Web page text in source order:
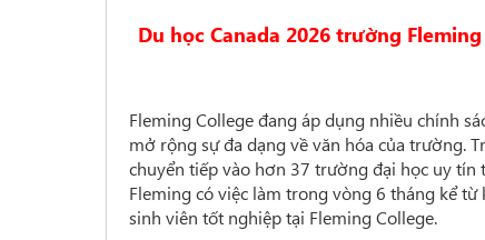
Du học Canada 2026 trường
Fleming College đang áp dụng nhiều chính
mở rộng sự đa dạng về văn hóa của trường.
chuyển tiếp vào hơn 37 trường đại học uy tín
Fleming có việc làm trong vòng 6 tháng kể
sinh viên tốt nghiệp tại Fleming College.